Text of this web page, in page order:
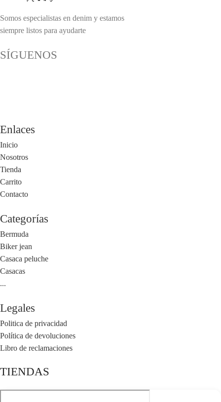
Somos especialistas en denim y estamos
siempre listos para ayudarte
SÍGUENOS
Enlaces
Inicio
Nosotros
Tienda
Carrito
Contacto
Categorías
Bermuda
Biker jean
Casaca peluche
Casacas
...
Legales
Politica de privacidad
Política de devoluciones
Libro de reclamaciones
TIENDAS